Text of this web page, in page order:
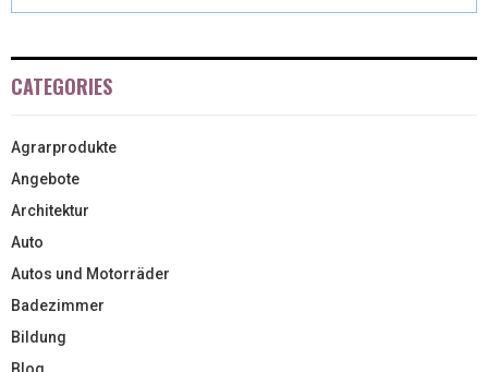
CATEGORIES
Agrarprodukte
Angebote
Architektur
Auto
Autos und Motorräder
Badezimmer
Bildung